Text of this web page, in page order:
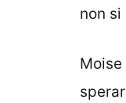
non
Moise